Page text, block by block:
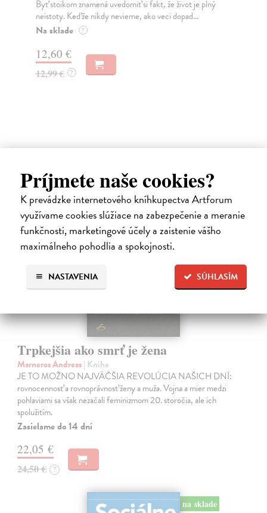
Príjmete naše cookies?
K prevádzke internetového kníhkupectva Artforum
využívame cookies slúžiace na zabezpečenie a meranie
funkčnosti, marketingové účely a zaistenie vášho
maximálneho pohodlia a spokojnosti.
SÚHLASÍM
NASTAVENIA
Byť stoikom znamená uvedomiť si fakt, že život je plný
neistoty. Keďže nikdy nevieme, ako veci dopad...
Na sklade ?
12,60 €
12,99 € ?
Ďalšie z kategórie psychológia
Trpkejšia ako smrť je žena
Marneros Andreas| Kniha
JE TO MOŽNO NAJVÄČŠIA REVOLÚCIA NAŠICH DNÍ:
rovnocennosť a rovnoprávnosť ženy a muža. Vojna a mier medzi
pohlaviami sa však nezačali feminizmom 20. storočia, ale ich
spolužitím.
Zasielame do 14 dní
22,05 €
24,50 € ?
na sklade